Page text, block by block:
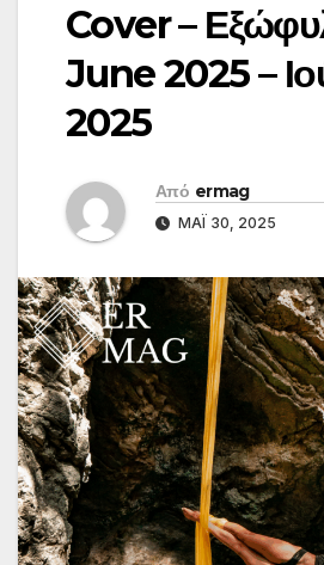
Cover –
June 2025 –
2025
Από ermag
ΜΆΙ 30, 2025